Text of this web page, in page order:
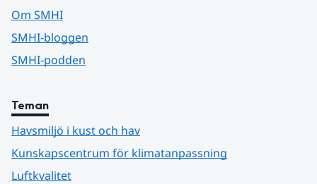
Om SMHI
SMHI-bloggen
SMHI-podden
Teman
Havsmiljö i kust och hav
Kunskapscentrum för klimatanpassning
Luftkvalitet